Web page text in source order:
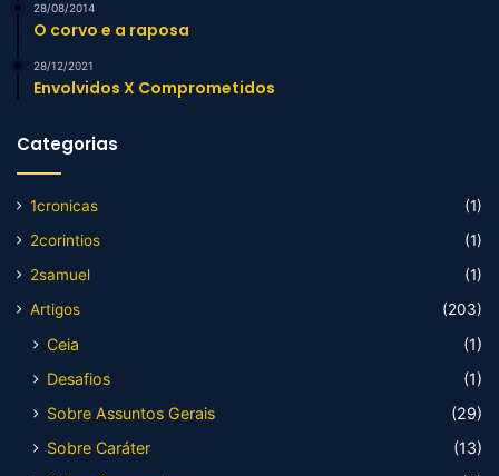
28/08/2014
O corvo e a raposa
28/12/2021
Envolvidos X Comprometidos
Categorias
1cronicas
(1)
2corintios
(1)
2samuel
(1)
Artigos
(203)
Ceia
(1)
Desafios
(1)
Sobre Assuntos Gerais
(29)
Sobre Caráter
(13)